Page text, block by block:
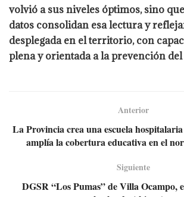
volvió a sus niveles óptimos, sino
datos consolidan esa lectura y
desplegada en el territorio, con
plena y orientada a la prevención
Anterior
La Provincia crea una escuela
amplía la cobertura educativa en el
Siguiente
DGSR “Los Pumas” de Villa Ocampo,